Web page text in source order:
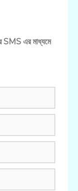
SMS এর মাধ্যমে